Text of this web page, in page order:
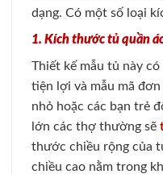
dạng. Có một số loại
1. Kích thước tủ quần
Thiết kế mẫu tủ này
tiện lợi và mẫu mã
nhỏ hoặc các bạn trẻ
lớn các thợ thường sẽ
thước chiều rộng của
chiều cao nằm trong